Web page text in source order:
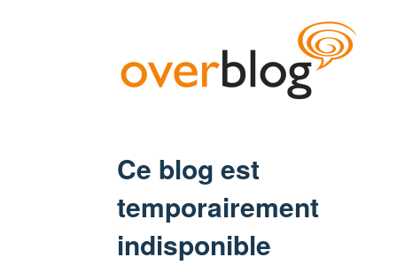
Ce blog est
temporairement
indisponible